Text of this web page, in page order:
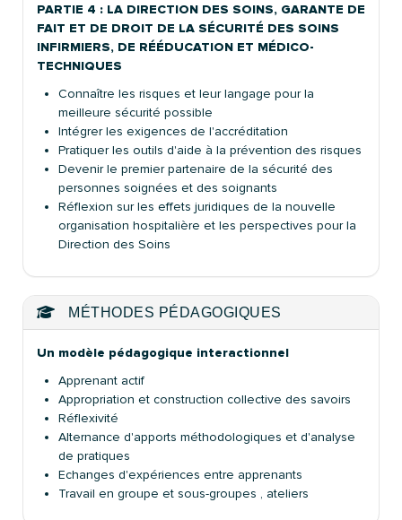
PARTIE 4 : LA DIRECTION DES SOINS, GARANTE DE
FAIT ET DE DROIT DE LA SÉCURITÉ DES SOINS
INFIRMIERS, DE RÉÉDUCATION ET MÉDICO-
TECHNIQUES
Connaître les risques et leur langage pour la
meilleure sécurité possible
Intégrer les exigences de l'accréditation
Pratiquer les outils d'aide à la prévention des risques
Devenir le premier partenaire de la sécurité des
personnes soignées et des soignants
Réflexion sur les effets juridiques de la nouvelle
organisation hospitalière et les perspectives pour la
Direction des Soins
MÉTHODES PÉDAGOGIQUES
Un modèle pédagogique interactionnel
Apprenant actif
Appropriation et construction collective des savoirs
Réflexivité
Alternance d'apports méthodologiques et d'analyse
de pratiques
Echanges d'expériences entre apprenants
Travail en groupe et sous-groupes , ateliers